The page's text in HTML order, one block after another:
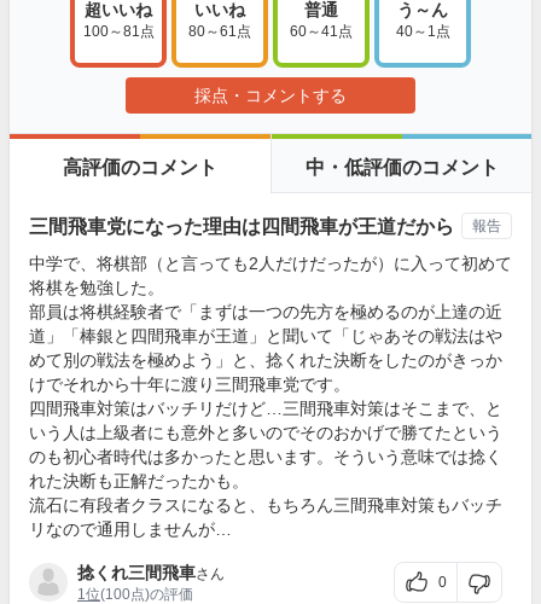
超いいね
100～81点
いいね
80～61点
普通
60～41点
う～ん
40～1点
採点・コメントする
高評価のコメント 中・低評価のコメント
三間飛車党になった理由は四間飛車が王道だから
中学で、将棋部（と言っても2人だけだったが）に入って初めて
将棋を勉強した。
部員は将棋経験者で「まずは一つの先方を極めるのが上達の近
道」「棒銀と四間飛車が王道」と聞いて「じゃあその戦法はや
めて別の戦法を極めよう」と、捻くれた決断をしたのがきっか
けでそれから十年に渡り三間飛車党です。
四間飛車対策はバッチリだけど…三間飛車対策はそこまで、と
いう人は上級者にも意外と多いのでそのおかげで勝てたという
のも初心者時代は多かったと思います。そういう意味では捻く
れた決断も正解だったかも。
流石に有段者クラスになると、もちろん三間飛車対策もバッチ
リなので通用しませんが…
捻くれ三間飛車さん
1位(100点)の評価
0
報告